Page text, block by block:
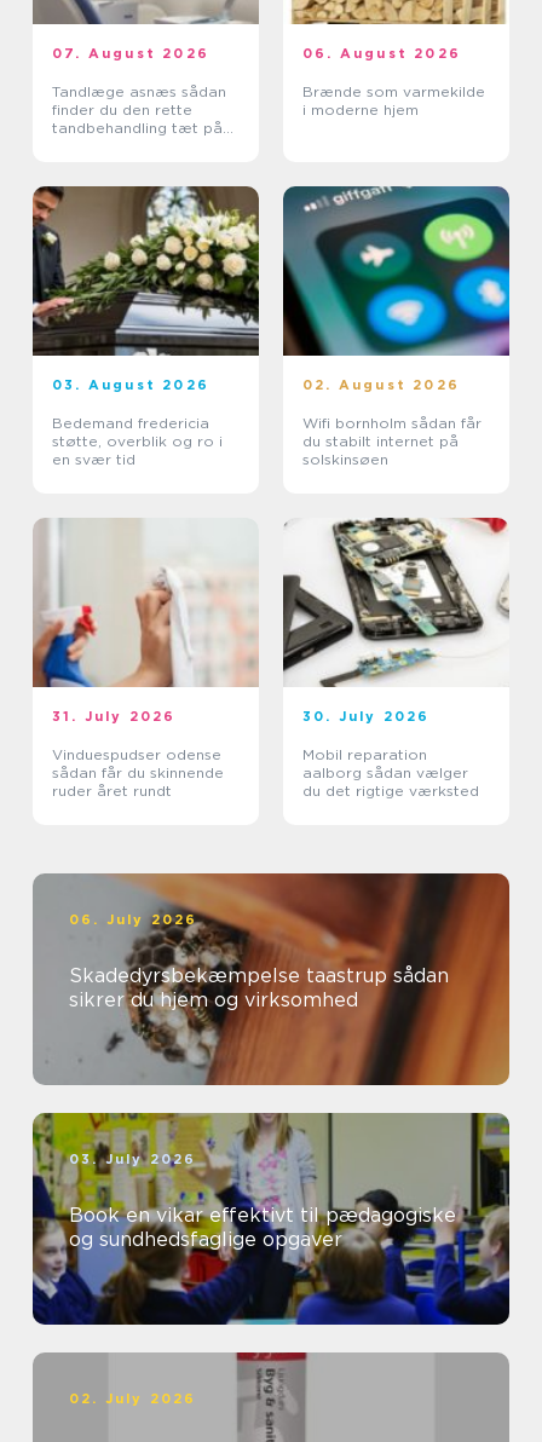
07. August 2026
Tandlæge asnæs sådan
finder du den rette
tandbehandling tæt på
06. August 2026
Brænde som varmekilde
i moderne hjem
03. August 2026
Bedemand fredericia
støtte, overblik og ro i
en svær tid
02. August 2026
Wifi bornholm sådan får
du stabilt internet på
solskinsøen
31. July 2026
Vinduespudser odense
sådan får du skinnende
ruder året rundt
30. July 2026
Mobil reparation
aalborg sådan vælger
du det rigtige værksted
06. July 2026
Skadedyrsbekæmpelse taastrup sådan
sikrer du hjem og virksomhed
03. July 2026
Book en vikar effektivt til pædagogiske
og sundhedsfaglige opgaver
02. July 2026